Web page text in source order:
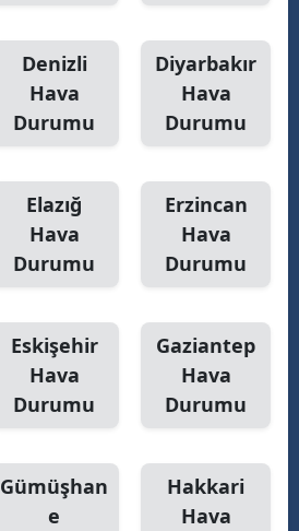
Denizli
Hava
Durumu
Diyarbakır
Hava
Durumu
Elazığ
Hava
Durumu
Erzincan
Hava
Durumu
Eskişehir
Hava
Durumu
Gaziantep
Hava
Durumu
Gümüşhan
e
Hakkari
Hava